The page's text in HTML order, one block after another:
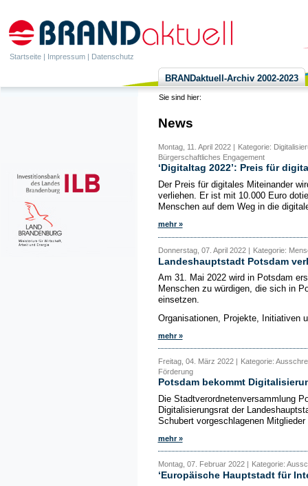
Startseite | Impressum | Datenschutz
BRANDaktuell-Archiv 2002-2023
Sie sind hier:
News
Montag, 11. April 2022 |
Kategorie:
Bürgerschaftliches Engagement
‘Digitaltag 2022’: Preis für
Der Preis für digitales Miteinander
verliehen. Er ist mit 10.000 Euro
Menschen auf dem Weg in die
mehr »
Donnerstag, 07. April 2022 | Kategorie:
Landeshauptstadt Potsdam
Am 31. Mai 2022 wird in Potsdam
Menschen zu würdigen, die sich in
einsetzen.
Organisationen, Projekte, Initiativen
mehr »
Freitag, 04. März 2022 | Kategorie:
Förderung
Potsdam bekommt
Die Stadtverordnetenversammlung
Digitalisierungsrat der
Schubert vorgeschlagenen
mehr »
Montag, 07. Februar 2022 | Kategorie:
‘Europäische Hauptstadt für